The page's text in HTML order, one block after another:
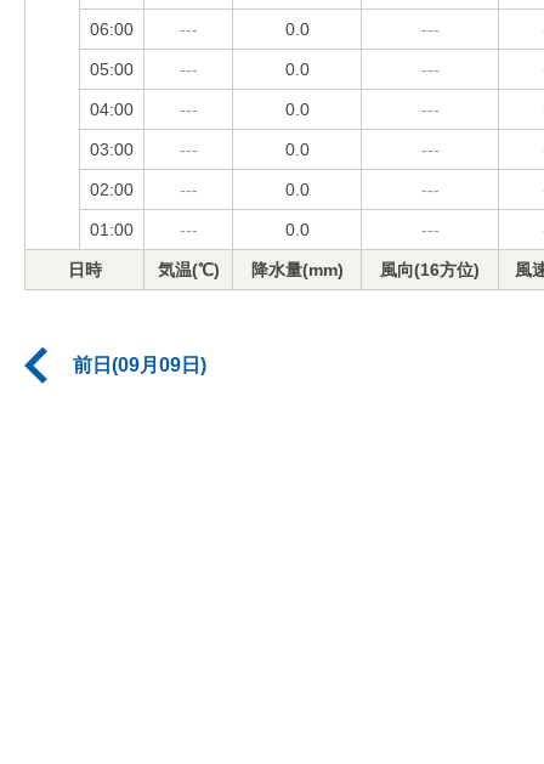
06:00 --- 0.0 ---
05:00 --- 0.0 ---
04:00 --- 0.0 ---
03:00 --- 0.0 ---
02:00 --- 0.0 ---
01:00 --- 0.0 ---
日時 気温(℃) 降水量(mm) 風向(16方位) 風
前日(09月09日)